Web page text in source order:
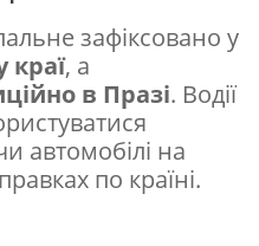
зафіксовано у
краї, а
в Празі. Водії
автомобілі на
по країні.